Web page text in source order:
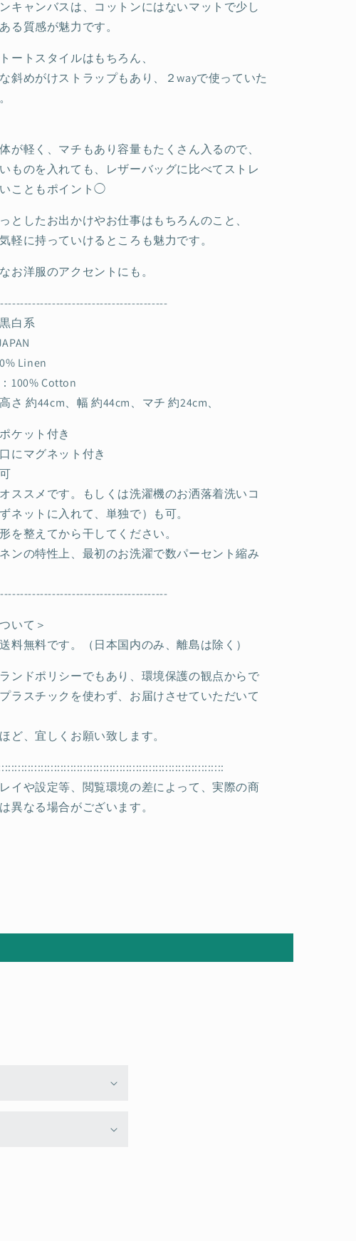
キャンバスは、コットンにはないマットで少し
る質感が魅力です。
ートスタイルはもちろん、
斜めがけストラップもあり、２wayで使っていた
が軽く、マチもあり容量もたくさん入るので、
ものを入れても、レザーバッグに比べてストレ
こともポイント◯
としたお出かけやお仕事はもちろんのこと、
軽に持っていけるところも魅力です。
お洋服のアクセントにも。
白系
Linen
100% Cotton
さ 約44cm、幅 約44cm、マチ 約24cm、
ケット付き
にマグネット付き
ススメです。もしくは洗濯機のお洒落着洗いコ
ネットに入れて、単独で）も可。
を整えてから干してください。
ンの特性上、最初のお洗濯で数パーセント縮み
いて＞
料無料です。（日本国内のみ、離島は除く）
ンドポリシーでもあり、環境保護の観点からで
ラスチックを使わず、お届けさせていただいて
ど、宜しくお願い致します。
イや設定等、閲覧環境の差によって、実際の商
異なる場合がございます。